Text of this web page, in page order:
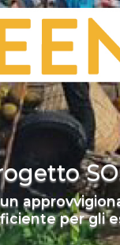
per gli